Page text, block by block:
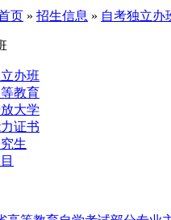
页 » 招生信息 » 自考独立办
办班
教育
大学
证书
生